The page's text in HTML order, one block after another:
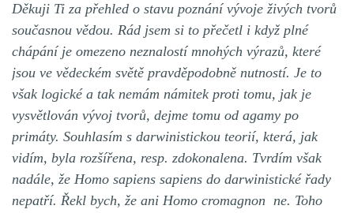
Děkuji Ti za přehled o stavu poznání vývoje živých tvorů
současnou vědou. Rád jsem si to přečetl i když plné
chápání je omezeno neznalostí mnohých výrazů, které
jsou ve vědeckém světě pravděpodobně nutností. Je to
však logické a tak nemám námitek proti tomu, jak je
vysvětlován vývoj tvorů, dejme tomu od agamy po
primáty. Souhlasím s darwinistickou teorií, která, jak
vidím, byla rozšířena, resp. zdokonalena. Tvrdím však
nadále, že Homo sapiens sapiens do darwinistické řady
nepatří. Řekl bych, že ani Homo cromagnon ne. Toho